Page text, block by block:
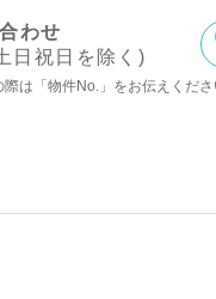
わせ
日祝日を除く)
は「物件No.」をお伝えくだ